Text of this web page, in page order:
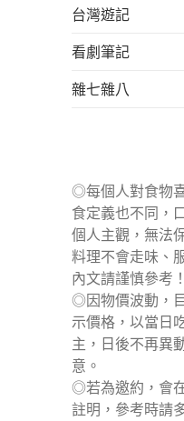
台灣遊記
看劇筆記
雜七雜八
◎每個人對食物
食定義也不同，
個人主觀，無法
料理不會走味、
內文請謹慎參考！
◎因物價波動，
示價格，以當日
主，日後不再異
意。
◎若為邀約，會
註明，參考時請